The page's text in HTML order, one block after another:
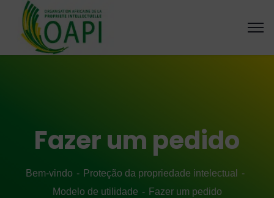
Fazer um pedido
Bem-vindo
Proteção da propriedade intelectual
Modelo de utilidade
Fazer um pedido